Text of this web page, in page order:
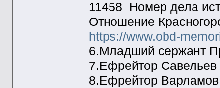
11458 Номер дела
Отношение
https://www.obd-
6.Младший сержант
7.Ефрейтор
8.Ефрейтор